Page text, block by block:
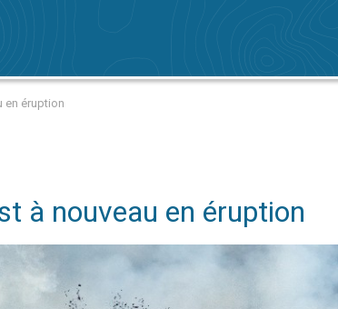
en éruption
à nouveau en éruption